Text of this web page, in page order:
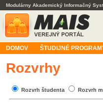
Modulárny Akademický Informačný
DOMOV ŠTUDIJNÉ
Rozvrhy
Rozvrh študenta Rozvrh